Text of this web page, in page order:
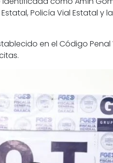
Policía Vial Estatal y
en el Código